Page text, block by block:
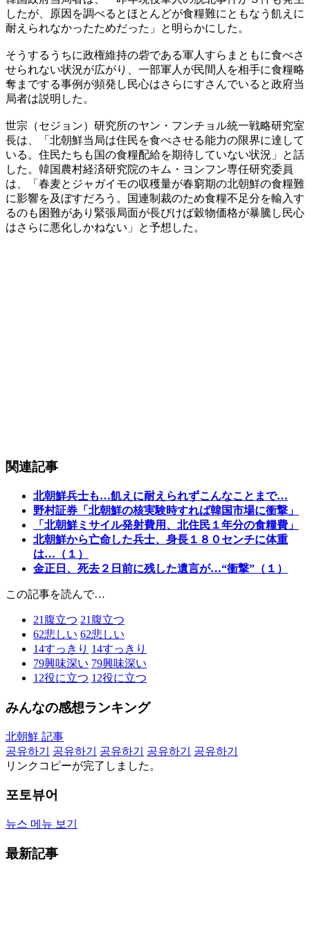
したが、原因を調べるとほとんどが食糧難にともなう飢えに
耐えられなかったためだった」と明らかにした。
そうするうちに政権維持の砦である軍人すらまともに食べさ
せられない状況が広がり、一部軍人が民間人を相手に食糧略
奪までする事例が頻発し民心はさらにすさんでいると政府当
局者は説明した。
世宗（セジョン）研究所のヤン・フンチョル統一戦略研究室
長は、「北朝鮮当局は住民を食べさせる能力の限界に達して
いる。住民たちも国の食糧配給を期待していない状況」と話
した。韓国農村経済研究院のキム・ヨンフン専任研究委員
は、「春麦とジャガイモの収穫量が春窮期の北朝鮮の食糧難
に影響を及ぼすだろう。国連制裁のため食糧不足分を輸入す
るのも困難があり緊張局面が長びけば穀物価格が暴騰し民心
はさらに悪化しかねない」と予想した。
関連記事
北朝鮮兵士も…飢えに耐えられずこんなことまで…
野村証券「北朝鮮の核実験時すれば韓国市場に衝撃」
「北朝鮮ミサイル発射費用、北住民１年分の食糧費」
北朝鮮から亡命した兵士、身長１８０センチに体重
は…（１）
金正日、死去２日前に残した遺言が…“衝撃”（１）
この記事を読んで…
21 腹立つ 21 腹立つ
62悲しい 62悲しい
14すっきり 14すっきり
79興味深い 79興味深い
12役に立つ 12役に立つ
みんなの感想ランキング
北朝鮮 記事
공유하기
공유하기 공유하기 공유하기
공유하기
リンクコピーが完了しました。
포토뷰어
뉴스 메뉴 보기
最新記事